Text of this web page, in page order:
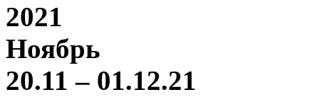
2021
Ноябрь
20.11 – 01.12.21